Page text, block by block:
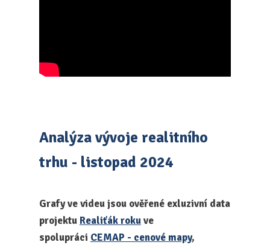
Analýza vývoje realitního
trhu - listopad 2024
Grafy ve videu jsou ověřené exluzivní data
projektu Realiťák rokuve
spolupráci CEMAP - cenové mapy,